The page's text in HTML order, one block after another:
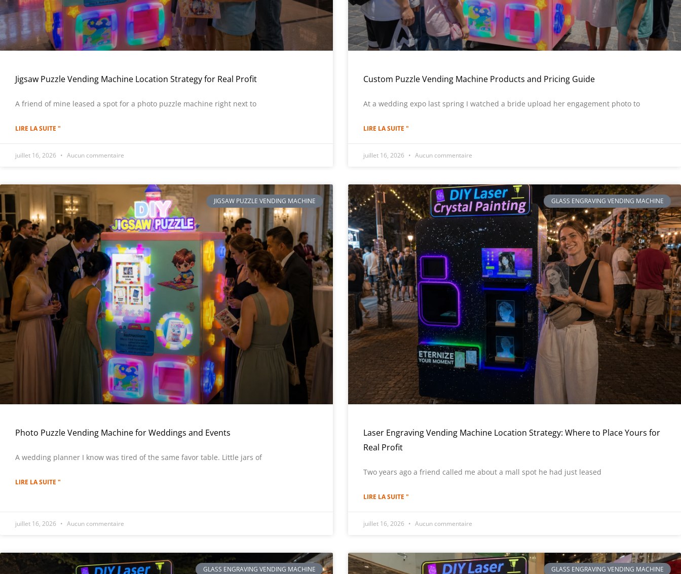
Jigsaw Puzzle Vending Machine Location Strategy for Real Profit
A friend of mine leased a spot for a photo puzzle machine right next to
LIRE LA SUITE "
juillet 16, 2026 Aucun commentaire
Custom Puzzle Vending Machine Products and Pricing Guide
At a wedding expo last spring I watched a bride upload her engagement photo to
LIRE LA SUITE "
juillet 16, 2026 Aucun commentaire
JIGSAW PUZZLE VENDING MACHINE
Photo Puzzle Vending Machine for Weddings and Events
A wedding planner I know was tired of the same favor table. Little jars of
LIRE LA SUITE "
juillet 16, 2026 Aucun commentaire
GLASS ENGRAVING VENDING MACHINE
Laser Engraving Vending Machine Location Strategy: Where to Place Yours for
Real Profit
Two years ago a friend called me about a mall spot he had just leased
LIRE LA SUITE "
juillet 16, 2026 Aucun commentaire
GLASS ENGRAVING VENDING MACHINE GLASS ENGRAVING VENDING MACHINE